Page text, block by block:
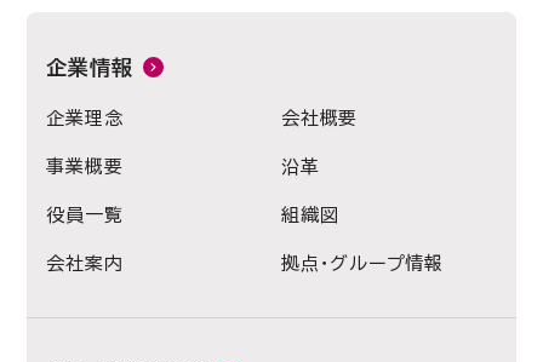
企業情報
企業理念 会社概要
事業概要 沿革
役員一覧 組織図
会社案内 拠点・グループ情報